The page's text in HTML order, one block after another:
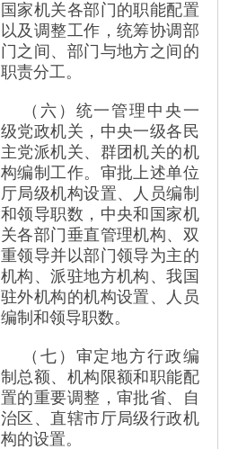
国家机关各部门的职能配置
以及调整工作，统筹协调部
门之间、部门与地方之间的
职责分工。
（六）统一管理中央一
级党政机关，中央一级各民
主党派机关、群团机关的机
构编制工作。审批上述单位
厅局级机构设置、人员编制
和领导职数，中央和国家机
关各部门垂直管理机构、双
重领导并以部门领导为主的
机构、派驻地方机构、我国
驻外机构的机构设置、人员
编制和领导职数。
（七）审定地方行政编
制总额、机构限额和职能配
置的重要调整，审批省、自
治区、直辖市厅局级行政机
构的设置。